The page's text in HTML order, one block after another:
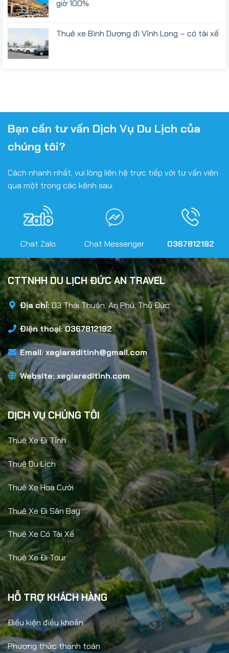
giờ 100%
Thuê xe Bình Dương đi Vĩnh Long – có tài xế
Bạn cần tư vấn Dịch Vụ Du Lịch của
chúng tôi?
Cách nhanh nhất, vui lòng liên hệ trực tiếp với tư vấn viên
qua một trong các kênh sau:
Chat Zalo Chat Messenger 0367812192
CTTNHH DU LỊCH ĐỨC AN TRAVEL
Địa chỉ:03 Thái Thuận, An Phú, Thủ Đức
Điện thoại: 0367812192
Email: xegiareditinh@gmail.com
Website: xegiareditinh.com
DỊCH VỤ CHÚNG TÔI
Thuê Xe Đi Tỉnh
Thuê Du Lịch
Thuê Xe Hoa Cưới
Thuê Xe Đi Sân Bay
Thuê Xe Có Tài Xế
Thuê Xe Đi Tour
HỖ TRỢ KHÁCH HÀNG
Điều kiện điều khoản
Phương thức thanh toán